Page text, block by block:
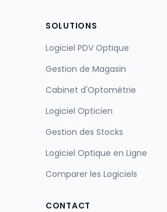
SOLUTIONS
Logiciel PDV Optique
Gestion de Magasin
Cabinet d'Optométrie
Logiciel Opticien
Gestion des Stocks
Logiciel Optique en Ligne
Comparer les Logiciels
CONTACT